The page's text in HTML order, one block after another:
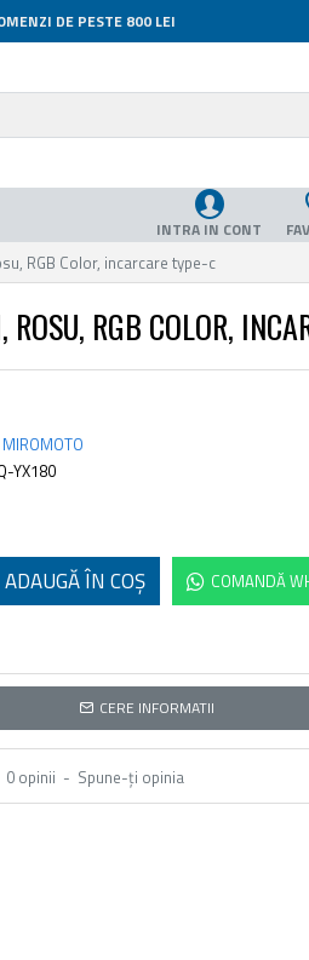
DE PESTE 800 LEI
INTRA IN CONT
RGB Color, incarcare type-c
RGB COLOR,
MIROMOTO
YX180
0 opinii - Spune-ţi opinia
ADAUGĂ ÎN COŞ COMANDĂ
CERE INFORMATII